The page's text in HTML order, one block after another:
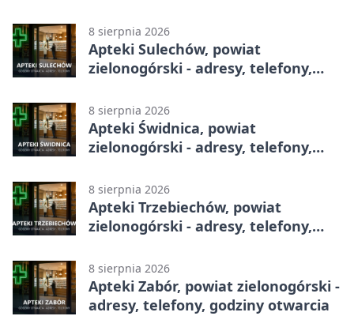
8 sierpnia 2026
Apteki Sulechów, powiat
zielonogórski - adresy, telefony,
8 sierpnia 2026
Apteki Świdnica, powiat
zielonogórski - adresy, telefony,
8 sierpnia 2026
Apteki Trzebiechów, powiat
zielonogórski - adresy, telefony,
8 sierpnia 2026
Apteki Zabór, powiat zielonogórski -
adresy, telefony, godziny otwarcia